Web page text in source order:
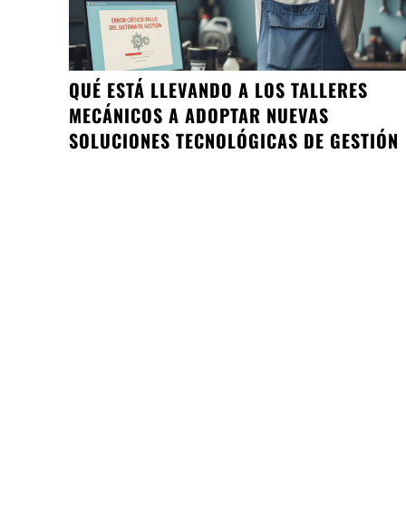
QUÉ ESTÁ LLEVANDO A LOS TALLERES
MECÁNICOS A ADOPTAR NUEVAS
SOLUCIONES TECNOLÓGICAS DE GESTIÓN